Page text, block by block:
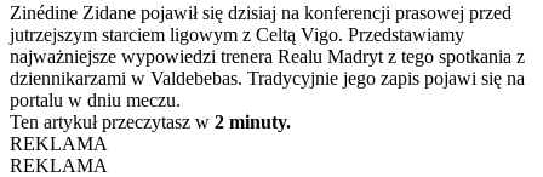
Zinédine Zidane pojawił się dzisiaj na konferencji prasowej przed
jutrzejszym starciem ligowym z Celtą Vigo. Przedstawiamy
najważniejsze wypowiedzi trenera Realu Madryt z tego spotkania z
dziennikarzami w Valdebebas. Tradycyjnie jego zapis pojawi się na
portalu w dniu meczu.
Ten artykuł przeczytasz w 2 minuty.
REKLAMA
REKLAMA